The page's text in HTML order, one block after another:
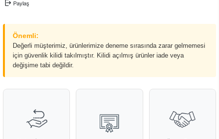
Paylaş
Önemli:
Değerli müşterimiz, ürünlerimize deneme sırasında zarar gelmemesi
için güvenlik kilidi takılmıştır. Kilidi açılmış ürünler iade veya
değişime tabi değildir.